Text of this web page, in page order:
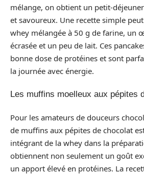
mélange, on obtient un petit-
et savoureux. Une recette simple
whey mélangée à 50 g de farine, un
écrasée et un peu de lait. Ces
bonne dose de protéines et sont
la journée avec énergie.
Les muffins moelleux aux pépites
Pour les amateurs de douceurs
de muffins aux pépites de chocolat
intégrant de la whey dans la
obtiennent non seulement un goût
un apport élevé en protéines. La